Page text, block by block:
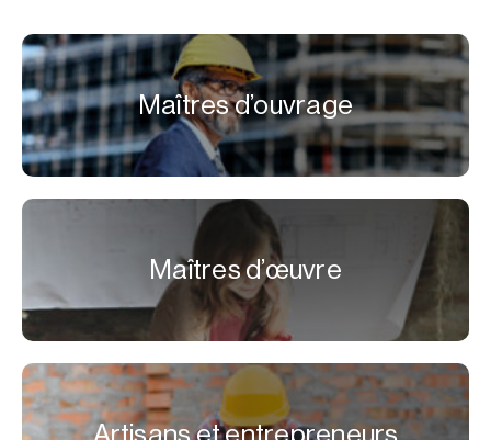
Maîtres d’ouvrage
Maîtres d’œuvre
Artisans et entrepreneurs